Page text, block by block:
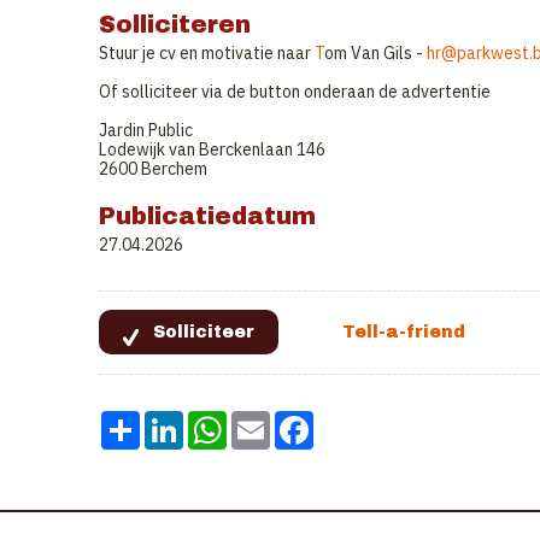
Solliciteren
Stuur je cv en motivatie naar Tom Van Gils -
Of solliciteer via de button onderaan de advertentie
Jardin Public
Lodewijk van Berckenlaan 146
2600 Berchem
Publicatiedatum
27.04.2026
Share LinkedInWhatsApp
Email